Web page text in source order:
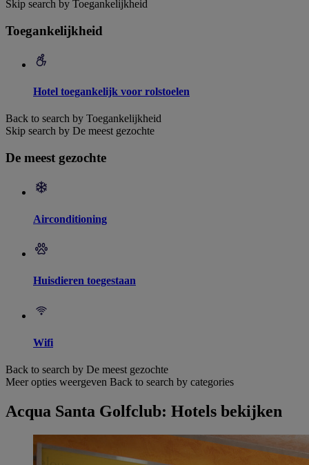
Skip search by Toegankelijkheid
Toegankelijkheid
Hotel toegankelijk voor rolstoelen
Back to search by Toegankelijkheid
Skip search by De meest gezochte
De meest gezochte
Airconditioning
Huisdieren toegestaan
Wifi
Back to search by De meest gezochte
Meer opties weergeven Back to search by categories
Acqua Santa Golfclub: Hotels bekijken